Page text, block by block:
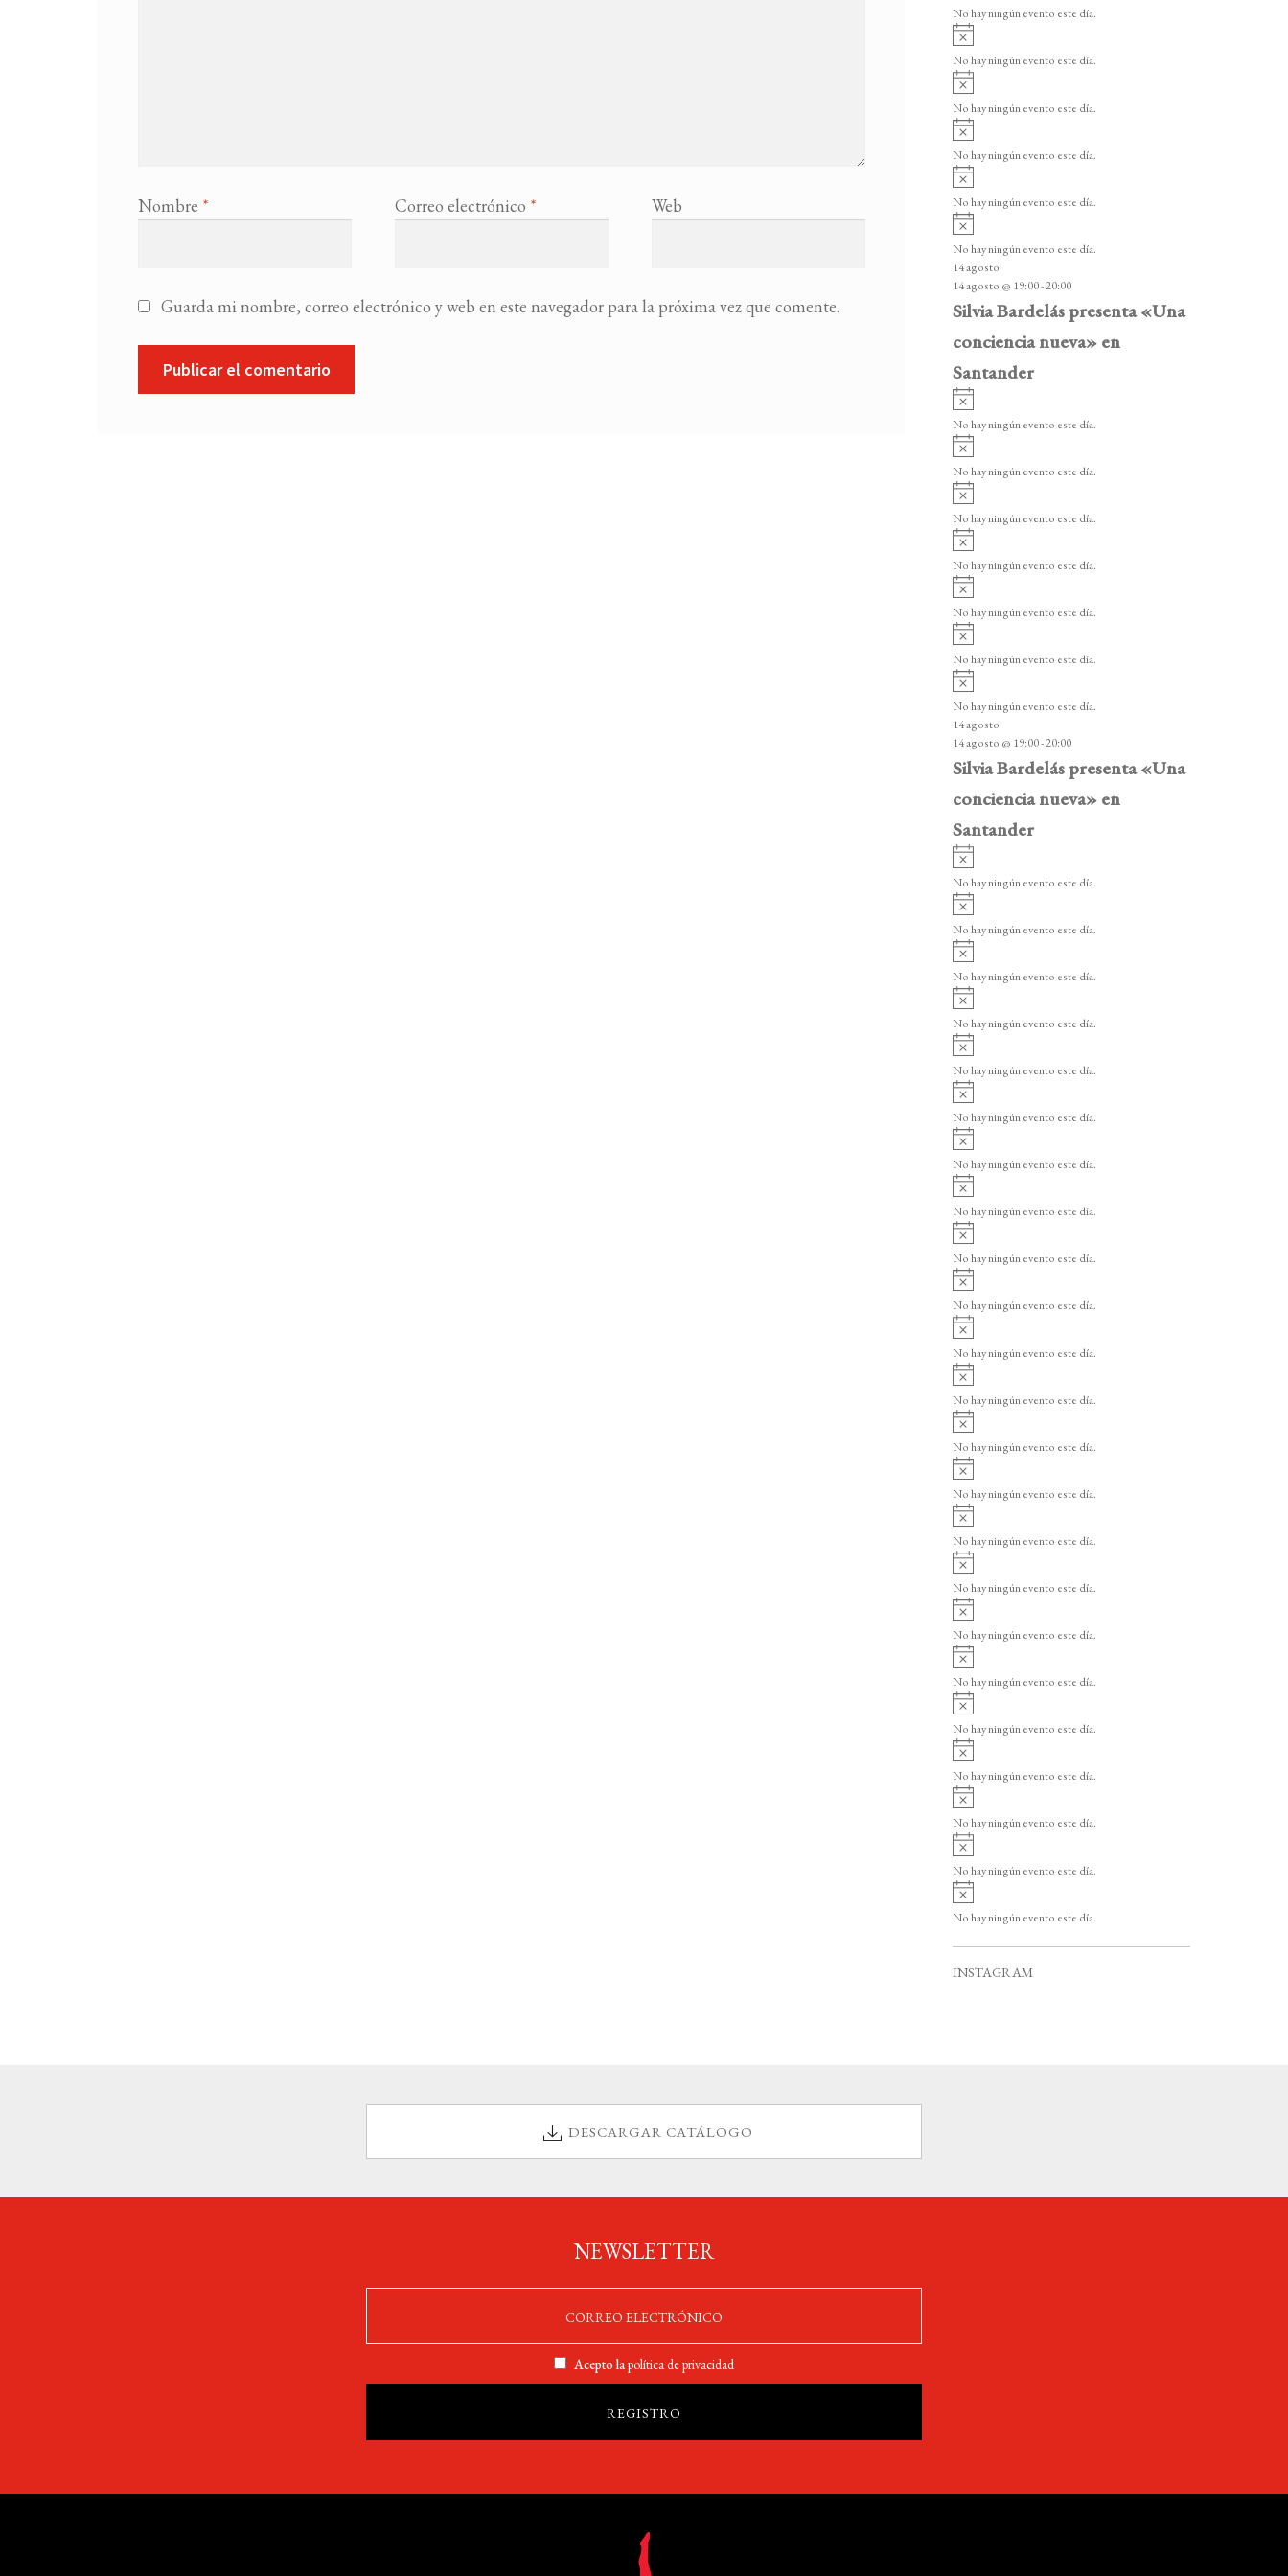
Nombre * Correo electrónico * Web
Guarda mi nombre, correo electrónico y web en este navegador para la próxima vez que comente.
e
n
t
o
s
o
i
o
No hay ningún evento este día.
v
i
o
No hay ningún evento este día.
A
v
i
o
No hay ningún evento este día.
A
v
i
o
No hay ningún evento este día.
v
i
o
No hay ningún evento este día.
v
i
s
o
No hay ningún evento este día.
14 agosto
14 agosto @ 19:00-20:00
Silvia Bardelás presenta «Una
conciencia nueva» en
Santander
v
i
o
No hay ningún evento este día.
v
i
o
No hay ningún evento este día.
v
i
o
No hay ningún evento este día.
v
i
o
No hay ningún evento este día.
v
i
o
No hay ningún evento este día.
v
i
o
No hay ningún evento este día.
v
i
s
o
No hay ningún evento este día.
14 agosto
14 agosto @ 19:00-20:00
Silvia Bardelás presenta «Una
conciencia nueva» en
Santander
A
v
i
o
No hay ningún evento este día.
A
v
i
o
No hay ningún evento este día.
v
i
o
No hay ningún evento este día.
v
i
o
No hay ningún evento este día.
v
i
o
No hay ningún evento este día.
v
i
o
No hay ningún evento este día.
v
i
o
No hay ningún evento este día.
v
i
o
No hay ningún evento este día.
v
i
o
No hay ningún evento este día.
v
i
o
No hay ningún evento este día.
A
v
i
o
No hay ningún evento este día.
A
v
i
o
No hay ningún evento este día.
A
v
i
o
No hay ningún evento este día.
v
i
o
No hay ningún evento este día.
v
i
o
No hay ningún evento este día.
v
i
o
No hay ningún evento este día.
v
i
o
No hay ningún evento este día.
v
i
o
No hay ningún evento este día.
v
i
o
No hay ningún evento este día.
v
i
o
No hay ningún evento este día.
v
i
o
No hay ningún evento este día.
A
v
i
o
No hay ningún evento este día.
A
v
i
No hay ningún evento este día.
INSTAGRAM
DESCARGAR CATÁLOGO
NEWSLETTER
Acepto lapolítica de privacidad